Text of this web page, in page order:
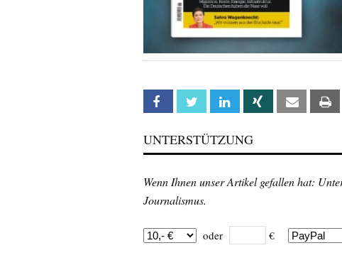
Facebook Twitter Linkedin Xing Email
UNTERSTÜTZUNG
Wenn Ihnen unser Artikel gefallen hat:
Journalismus.
oder €